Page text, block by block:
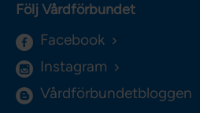
Följ Vårdförbundet
Facebook
Instagram
Vårdförbundetbloggen